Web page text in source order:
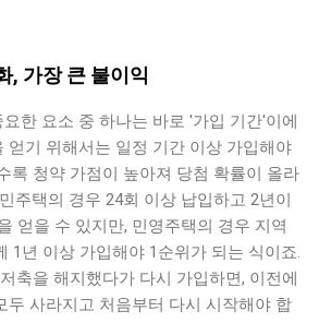
, 가장 큰 불이익
한 요소 중 하나는 바로 '가입 기간'이에
얻기 위해서는 일정 기간 이상 가입해야
록 청약 가점이 높아져 당첨 확률이 올라
주택의 경우 24회 이상 납입하고 2년이
얻을 수 있지만, 민영주택의 경우 지역
1년 이상 가입해야 1순위가 되는 식이죠.
축을 해지했다가 다시 가입하면, 이전에
두 사라지고 처음부터 다시 시작해야 합